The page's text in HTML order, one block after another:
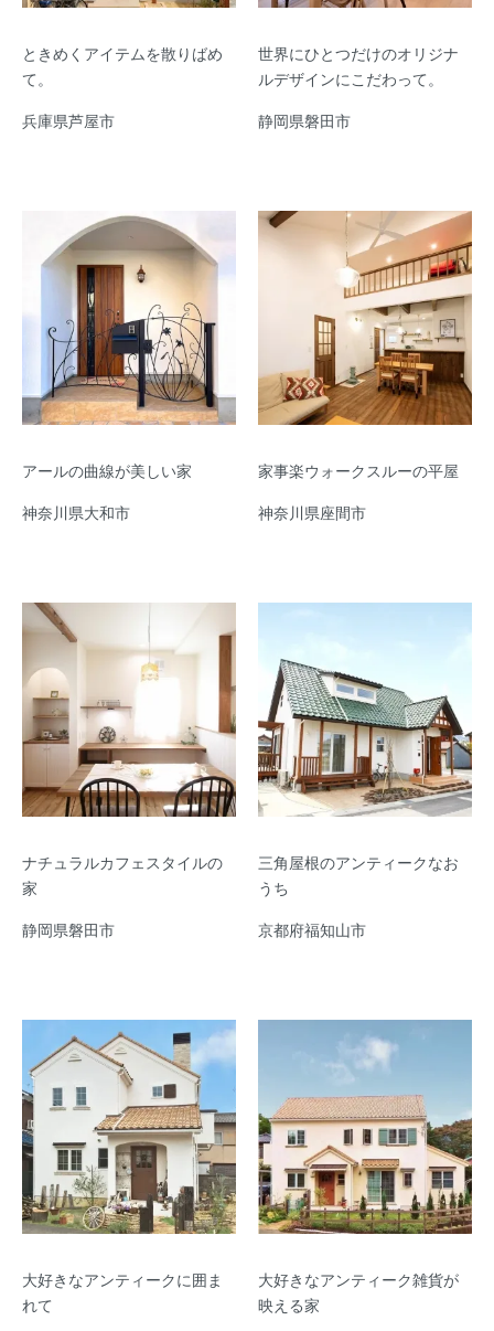
ときめくアイテムを散りばめ
て。
兵庫県芦屋市
世界にひとつだけのオリジナ
ルデザインにこだわって。
静岡県磐田市
アールの曲線が美しい家
神奈川県大和市
家事楽ウォークスルーの平屋
神奈川県座間市
ナチュラルカフェスタイルの
家
静岡県磐田市
三角屋根のアンティークなお
うち
京都府福知山市
大好きなアンティークに囲ま
れて
大好きなアンティーク雑貨が
映える家